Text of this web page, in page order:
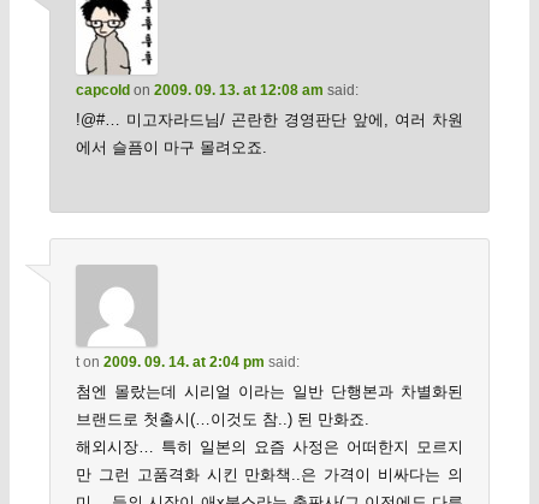
capcoldon 2009. 09. 13. at 12:08 am said:
!@#… 미고자라드님/ 곤란한 경영판단 앞에, 여러 차원
에서 슬픔이 마구 몰려오죠.
ton 2009. 09. 14. at 2:04 pm said:
첨엔 몰랐는데 시리얼 이라는 일반 단행본과 차별화된
브랜드로 첫출시(…이것도 참..) 된 만화죠.
해외시장… 특히 일본의 요즘 사정은 어떠한지 모르지
만 그런 고품격화 시킨 만화책..은 가격이 비싸다는 의